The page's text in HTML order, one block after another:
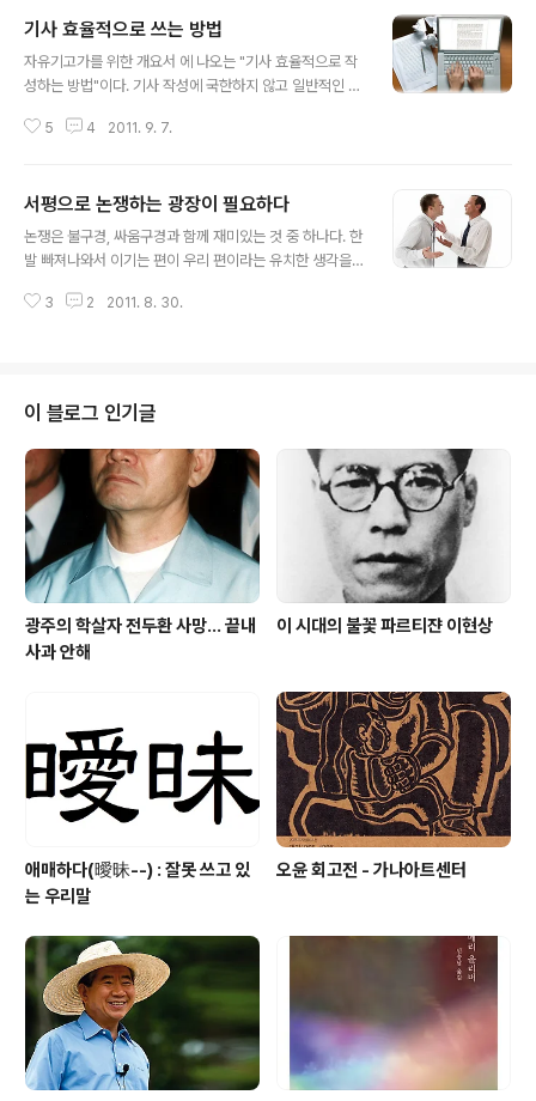
기사 효율적으로 쓰는 방법
자유기고가를 위한 개요서 에 나오는 "기사 효율적으로 작
성하는 방법"이다. 기사 작성에 국한하지 않고 일반적인 글
반적으로 잘 알고 있다. 하지만 사소하다고 무시하면 안 된
을 쓰는 이의 관점이 아니라 읽는 이를 생각하며 써라. 마지
막으로 입에 잘 붙지 않는 글은 좋은 글이 아니다. 문장이
매끄러운지 소리 내 읽어보라. 눈으로 읽는 것과 달리 문장
확히 우선 기사의 주제를 언제나 머릿속에 떠올리고 있어
5 4 2011. 9. 7.
서평으로 논쟁하는 광장이 필요하다
논쟁은 불구경, 싸움구경과 함께 재미있는 것 중 하나다. 한
발 빠져나와서 이기는 편이 우리 편이라는 유치한 생각을
쟁의 중심에 서 있으면 또 그 나름 흥미진진한 일이다. 김영
는 것에 약하다. 논쟁은 좋지 않는 것으로 보는 경향이 있
다. 이 모든 것은 일제가 조선 시대 당쟁사를 조선 망국의
원인으로 인지시켰기 때문이다. 논쟁을 통하여 더불어 발
전할 수 있으며 자기 세를 넓힐 수 있다. 논쟁과 토론은 상
대방을 이기려고 하는 것이 아니다. 상대방과의 논쟁을 통
하여 자기를 지지하는 세력..
3 2 2011. 8. 30.
이 블로그 인기글
광주의 학살자 전두환 사망... 끝내
사과 안해
이 시대의 불꽃 파르티쟌 이현상
애매하다(曖昧--) : 잘못 쓰고 있
는 우리말
오윤 회고전 - 가나아트센터